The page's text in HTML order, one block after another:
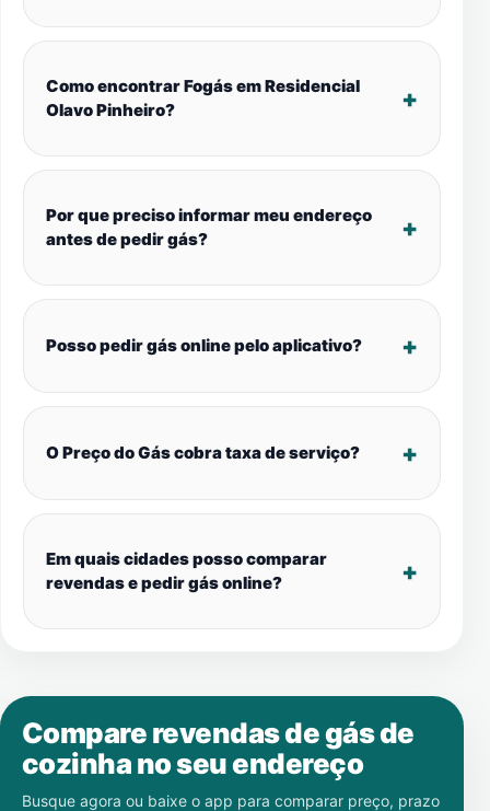
Como encontrar Fogás em Residencial
Olavo Pinheiro?
Por que preciso informar meu endereço
antes de pedir gás?
Posso pedir gás online pelo aplicativo?
O Preço do Gás cobra taxa de serviço?
Em quais cidades posso comparar
revendas e pedir gás online?
Compare revendas de gás de
cozinha no seu endereço
Busque agora ou baixe o app para comparar preço, prazo